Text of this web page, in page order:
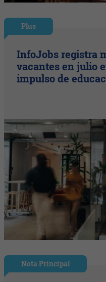
Plus
InfoJobs registra
vacantes en julio
impulso de
Nota Principal